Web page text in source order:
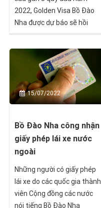
2022, Golden Visa Bồ Đào
Nha được dự báo sẽ hồi
15/07/2022
Bồ Đào Nha công nhận
giấy phép lái xe nước
ngoài
Những người có giấy phép
lái xe do các quốc gia thành
viên Cộng đồng các nước
nói tiếng Bồ Đào Nha